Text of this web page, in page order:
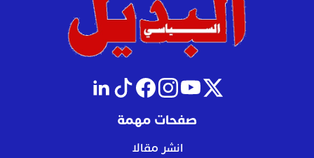
صفحات مهمة
انشر مقالا